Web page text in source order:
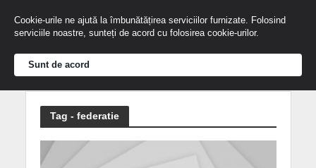
Tag - federatie
Cookie-urile ne ajută la îmbunătățirea serviciilor furnizate. Folosind
serviciile noastre, sunteți de acord cu folosirea cookie-urilor.
Sunt de acord